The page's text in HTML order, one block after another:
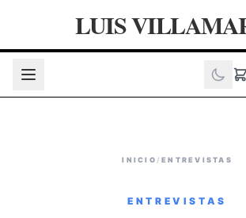
LUIS
INICIO / ENTREVISTAS
ENTREVISTAS